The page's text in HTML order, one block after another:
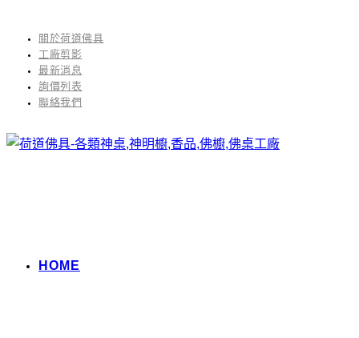
關於荷道佛具
工廠剪影
最新消息
詢價列表
聯絡我們
HOME